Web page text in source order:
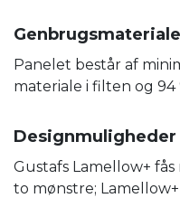
Genbrugsmateriale
Panelet består af
materiale i filten og
Designmuligheder
Gustafs Lamellow+
to mønstre;